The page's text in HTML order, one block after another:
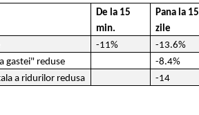
De la 15
min.
Pana la 15
zile
-11% -13.6%
gastei" reduse
-8.4%
a ridurilor redusa
-14